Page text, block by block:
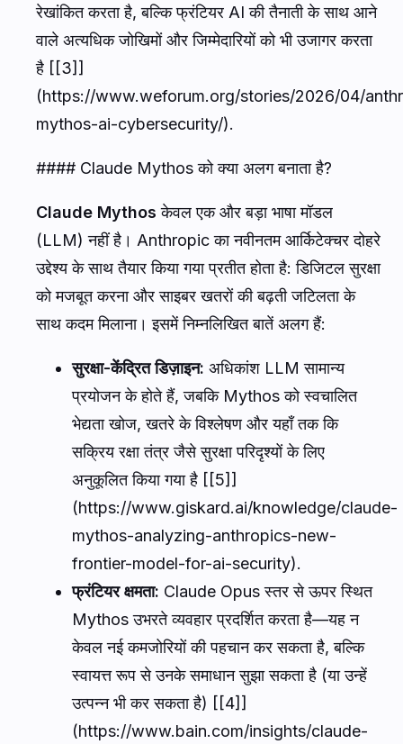
रेखांकित करता है, बल्कि फ्रंटियर AI की तैनाती के साथ आने
वाले अत्यधिक जोखिमों और जिम्मेदारियों को भी उजागर करता
है [[3]]
(https://www.weforum.org/stories/2026/04/
mythos-ai-cybersecurity/).
#### Claude Mythos को क्या अलग बनाता है?
Claude Mythos केवल एक और बड़ा भाषा मॉडल
(LLM) नहीं है। Anthropic का नवीनतम आर्किटेक्चर दोहरे
उद्देश्य के साथ तैयार किया गया प्रतीत होता है: डिजिटल सुरक्षा
को मजबूत करना और साइबर खतरों की बढ़ती जटिलता के
साथ कदम मिलाना। इसमें निम्नलिखित बातें अलग हैं:
सुरक्षा-केंद्रित डिज़ाइन: अधिकांश LLM सामान्य
प्रयोजन के होते हैं, जबकि Mythos को स्वचालित
भेद्यता खोज, खतरे के विश्लेषण और यहाँ तक कि
सक्रिय रक्षा तंत्र जैसे सुरक्षा परिदृश्यों के लिए
अनुकूलित किया गया है [[5]]
(https://www.giskard.ai/knowledge/claude-
mythos-analyzing-anthropics-new-
frontier-model-for-ai-security).
फ्रंटियर क्षमता: Claude Opus स्तर से ऊपर स्थित
Mythos उभरते व्यवहार प्रदर्शित करता है—यह न
केवल नई कमजोरियों की पहचान कर सकता है, बल्कि
स्वायत्त रूप से उनके समाधान सुझा सकता है (या उन्हें
उत्पन्न भी कर सकता है) [[4]]
(https://www.bain.com/insights/claude-